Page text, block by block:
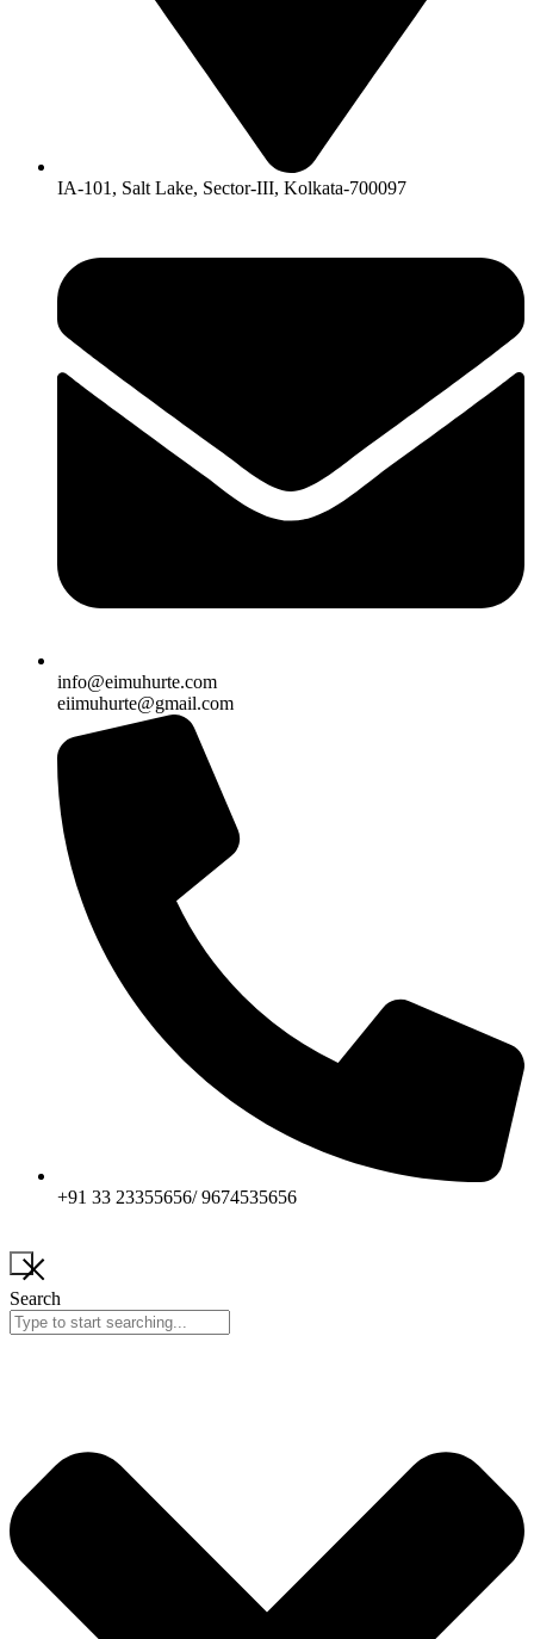
IA-101, Salt Lake, Sector-III, Kolkata-700097
info@eimuhurte.com
eiimuhurte@gmail.com
+91 33 23355656/ 9674535656
Search